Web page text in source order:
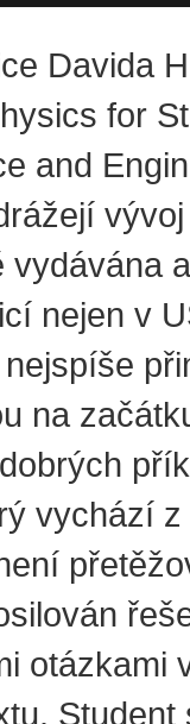
Davida
for
and
vydávána
nejen v
na
vychází
otázkami
Student